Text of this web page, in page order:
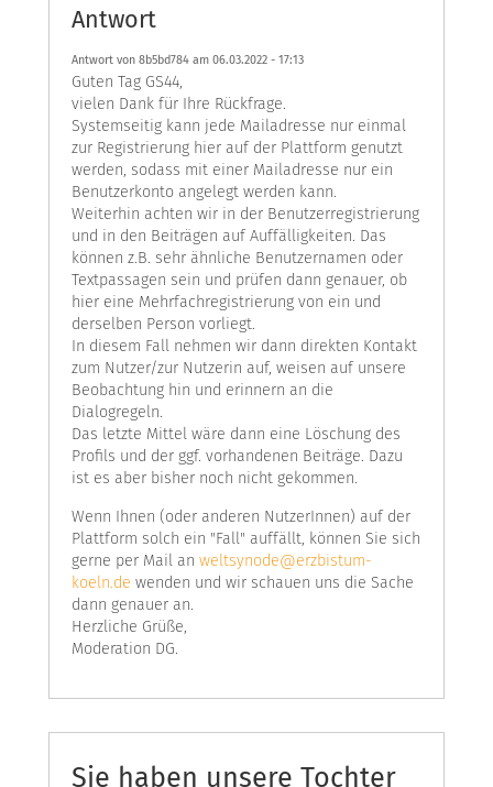
Antwort
Antwort von 8b5bd784 am 06.03.2022 - 17:13
Guten Tag GS44,
vielen Dank für Ihre Rückfrage.
Systemseitig kann jede Mailadresse nur einmal
zur Registrierung hier auf der Plattform genutzt
werden, sodass mit einer Mailadresse nur ein
Benutzerkonto angelegt werden kann.
Weiterhin achten wir in der Benutzerregistrierung
und in den Beiträgen auf Auffälligkeiten. Das
können z.B. sehr ähnliche Benutzernamen oder
Textpassagen sein und prüfen dann genauer, ob
hier eine Mehrfachregistrierung von ein und
derselben Person vorliegt.
In diesem Fall nehmen wir dann direkten Kontakt
zum Nutzer/zur Nutzerin auf, weisen auf unsere
Beobachtung hin und erinnern an die
Dialogregeln.
Das letzte Mittel wäre dann eine Löschung des
Profils und der ggf. vorhandenen Beiträge. Dazu
ist es aber bisher noch nicht gekommen.
Wenn Ihnen (oder anderen NutzerInnen) auf der
Plattform solch ein "Fall" auffällt, können Sie sich
gerne per Mail an weltsynode@erzbistum-
koeln.de wenden und wir schauen uns die Sache
dann genauer an.
Herzliche Grüße,
Moderation DG.
Sie haben unsere Tochter